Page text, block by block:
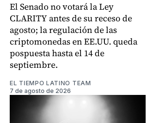
El Senado no votará la Ley
CLARITY antes de su receso de
agosto; la regulación de las
criptomonedas en EE.UU. queda
pospuesta hasta el 14 de
septiembre.
EL TIEMPO LATINO TEAM
7 de agosto de 2026